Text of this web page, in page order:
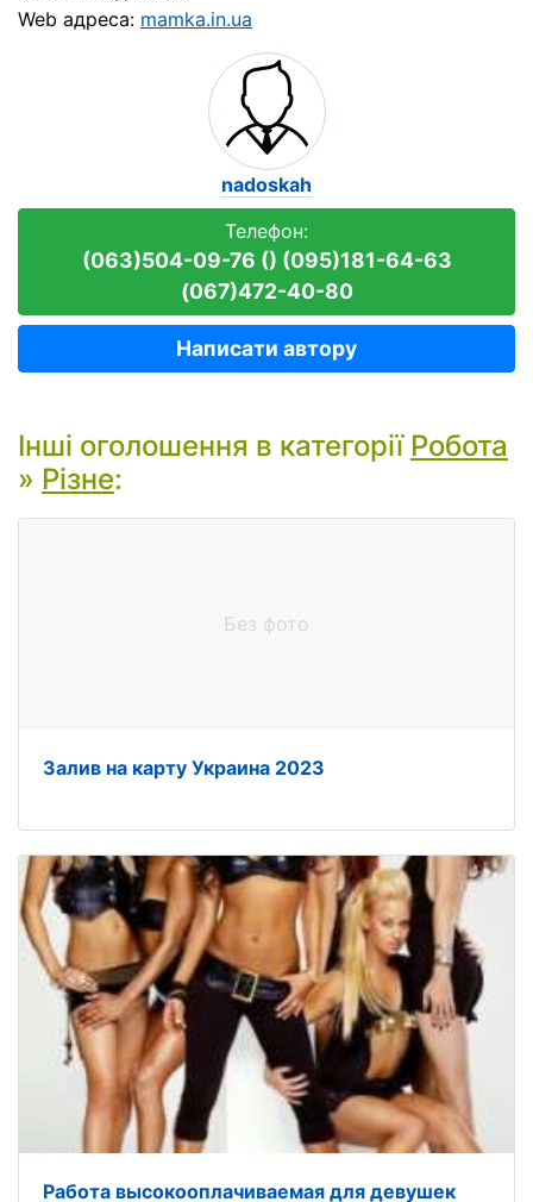
Web адреса: mamka.in.ua
nadoskah
Телефон:
(063)504-09-76 () (095)181-64-63
(067)472-40-80
Написати автору
Інші оголошення в категорії Робота
» Різне:
Без фото
Залив на карту Украина 2023
Работа высокооплачиваемая для девушек